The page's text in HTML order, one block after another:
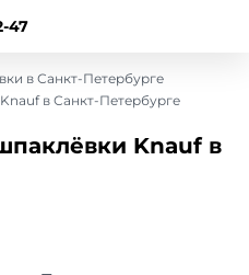
47
в Санкт-Петербурге
в Санкт-Петербурге
Knauf в